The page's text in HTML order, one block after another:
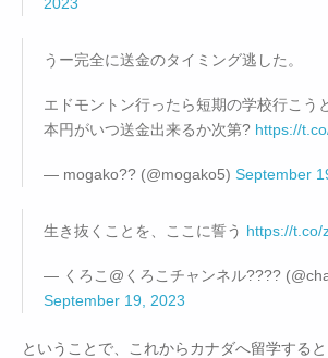
うー完全に送金のタイミング逃した。
エドモントン行ったら短期の学校行こう
本円がいつ送金出来るか次第? https://
— mogako?? (@mogako5) September
生き抜くことを、ここに誓う https://t.co/
— くろこ@くろこチャンネル????
September 19, 2023
ということで、これからカナダへ留学する